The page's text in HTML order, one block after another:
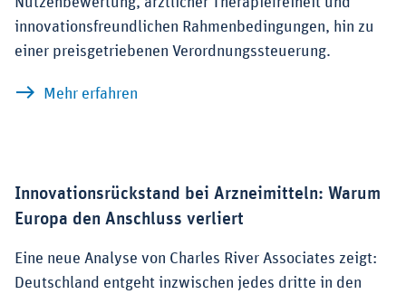
innovationsfreundlichen Rahmenbedingungen, hin zu
einer preisgetriebenen Verordnungssteuerung.
Mehr erfahren
Innovationsrückstand bei Arzneimitteln: Warum
Europa den Anschluss verliert
Eine neue Analyse von Charles River Associates zeigt:
Deutschland entgeht inzwischen jedes dritte in den